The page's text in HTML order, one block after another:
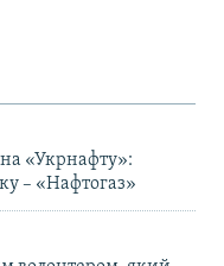
«Укрнафту»:
– «Нафтогаз»